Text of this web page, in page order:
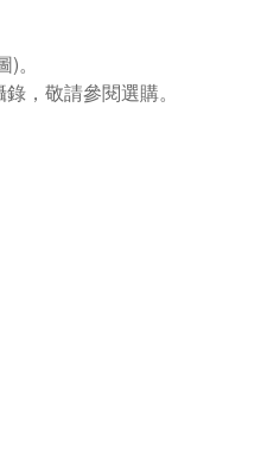
。
，敬請參閱選購。